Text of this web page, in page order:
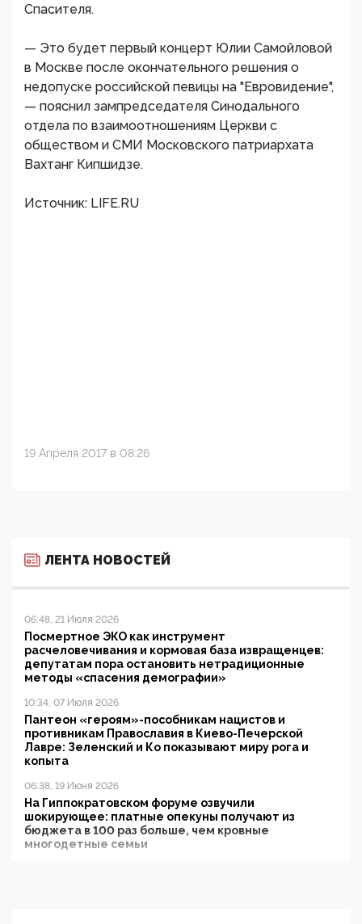
Спасителя.
— Это будет первый концерт Юлии Самойловой
в Москве после окончательного решения о
недопуске российской певицы на "Евровидение",
— пояснил зампредседателя Синодального
отдела по взаимоотношениям Церкви с
обществом и СМИ Московского патриархата
Вахтанг Кипшидзе.
Источник: LIFE.RU
19 Апреля 2017 в 08:26
ЛЕНТА НОВОСТЕЙ
06:48, 21 Июля 2026
Посмертное ЭКО как инструмент
расчеловечивания и кормовая база извращенцев:
депутатам пора остановить нетрадиционные
методы «спасения демографии»
10:34, 07 Июля 2026
Пантеон «героям»-пособникам нацистов и
противникам Православия в Киево-Печерской
Лавре: Зеленский и Ко показывают миру рога и
копыта
06:38, 19 Июня 2026
На Гиппократовском форуме озвучили
шокирующее: платные опекуны получают из
бюджета в 100 раз больше, чем кровные
многодетные семьи